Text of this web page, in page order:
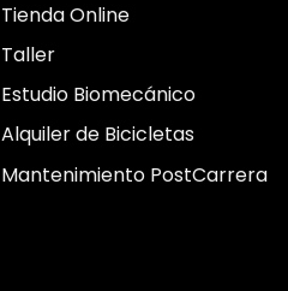
Tienda Online
Taller
Estudio Biomecánico
Alquiler de Bicicletas
Mantenimiento PostCarrera